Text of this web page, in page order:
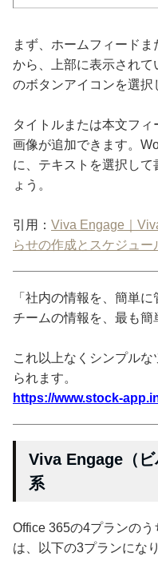
まず、ホームフィード
から、上部に表示されて
のボタンアイコンを選択
タイトルまたは本文フ
画像が追加できます。
に、テキストを選択し
ょう。
引用： Viva Engage｜
らせの作成とスケジュ
「社内の情報を、簡単
チームの情報を、最も簡
これ以上なくシンプル
られます。
https://www.stock-
Viva Engage（
系
Office 365の4プランの
は、以下の3プランにな